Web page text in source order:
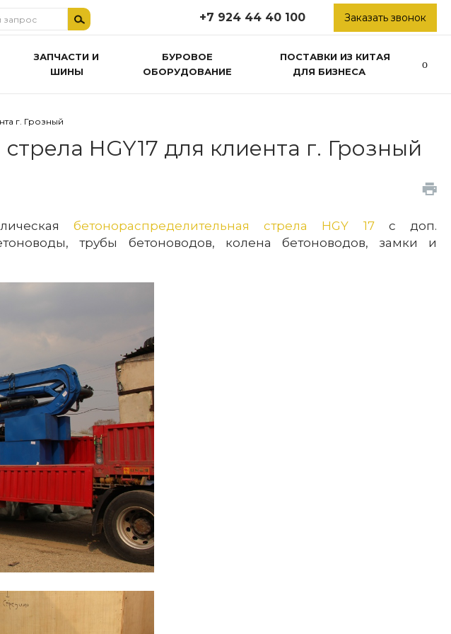
+7 924 44 40 100 Заказать звонок
ЗАПЧАСТИ И
ШИНЫ
БУРОВОЕ
ОБОРУДОВАНИЕ
ПОСТАВКИ ИЗ КИТАЯ
ДЛЯ БИЗНЕСА
г. Грозный
HGY17 для клиента г. Грозный
бетонораспределительная стрела HGY 17с доп.
трубы бетоноводов, колена бетоноводов, замки и